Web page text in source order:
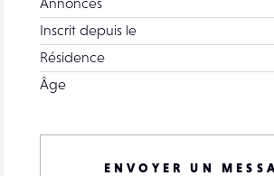
Inscrit depuis le
Résidence
Âge
ENVOYER UN